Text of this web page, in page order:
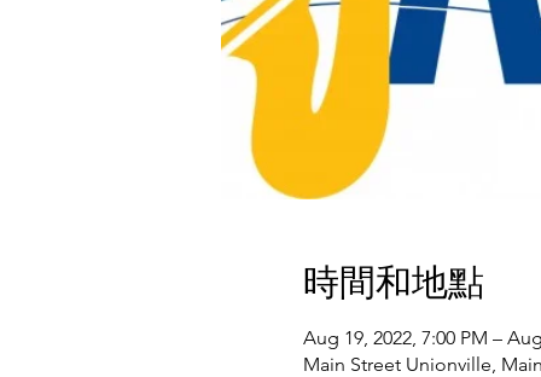
時間和地點
Aug 19, 2022, 7:00 PM –
Main Street Unionville,